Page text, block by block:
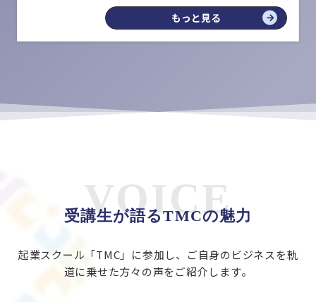
もっと見る
VOICE
受講生が語るTMCの魅力
起業スクール「TMC」に参加し、ご自身のビジネスを軌
道に乗せた方々の声をご紹介します。